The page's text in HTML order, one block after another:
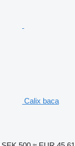
Calix baca